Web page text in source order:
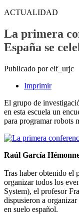
ACTUALIDAD
La primera
España se
Publicado por eif_urjc
Imprimir
El grupo de
en esta escuela un
para programar robots
Raúl García
Tras haber obtenido el
organizar todos los
System), el profesor
dispusieron a
en suelo español.